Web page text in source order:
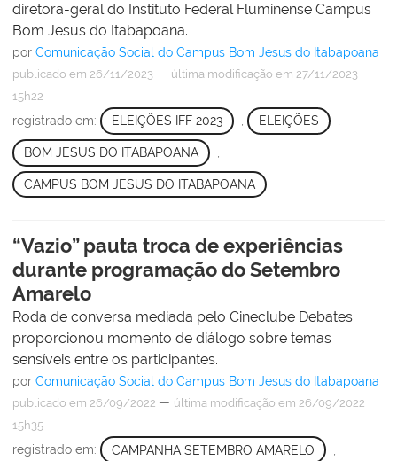
diretora-geral do Instituto Federal Fluminense Campus
Bom Jesus do Itabapoana.
por Comunicação Social do Campus Bom Jesus do Itabapoana
publicado em 26/11/2023 — última modificação em 27/11/2023
15h22
registrado em: ELEIÇÕES IFF 2023 , ELEIÇÕES ,
BOM JESUS DO ITABAPOANA
CAMPUS BOM JESUS DO ITABAPOANA
“Vazio” pauta troca de experiências
durante programação do Setembro
Amarelo
Roda de conversa mediada pelo Cineclube Debates
proporcionou momento de diálogo sobre temas
sensíveis entre os participantes.
por Comunicação Social do Campus Bom Jesus do Itabapoana
publicado em 26/09/2022 — última modificação em 26/09/2022
15h35
registrado em: CAMPANHA SETEMBRO AMARELO